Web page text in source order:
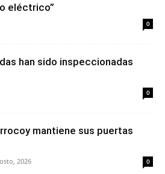
eléctrico”
0
han sido inspeccionadas
0
mantiene sus puertas
2026 0